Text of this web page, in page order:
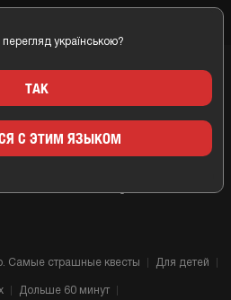
ANOTHER
Самые страшные квесты Для детей
Дольше 60 минут
українською?
ТАК
С ЭТИМ ЯЗЫКОМ